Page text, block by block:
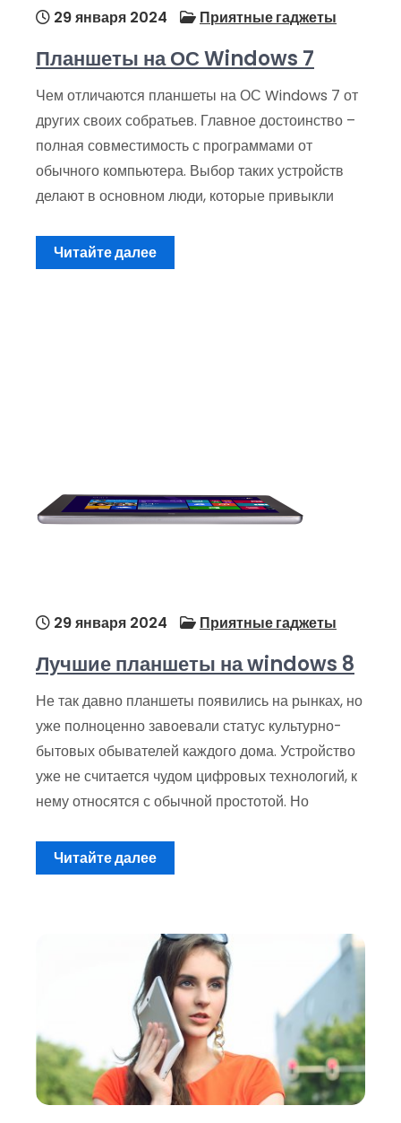
29 января 2024 Приятные гаджеты
Планшеты на ОС Windows 7
Чем отличаются планшеты на ОС Windows 7 от
других своих собратьев. Главное достоинство –
полная совместимость с программами от
обычного компьютера. Выбор таких устройств
делают в основном люди, которые привыкли
Читайте далее
29 января 2024 Приятные гаджеты
Лучшие планшеты на windows 8
Не так давно планшеты появились на рынках, но
уже полноценно завоевали статус культурно-
бытовых обывателей каждого дома. Устройство
уже не считается чудом цифровых технологий, к
нему относятся с обычной простотой. Но
Читайте далее